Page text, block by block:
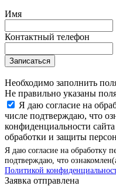
Имя
Контактный телефон
Записаться
Необходимо заполнить
Не правильно указаны
Я даю согласие на
числе подтверждаю, что
конфиденциальности
обработки и защиты
Я даю согласие на обработку
подтверждаю, что
Политикой
Заявка отправлена